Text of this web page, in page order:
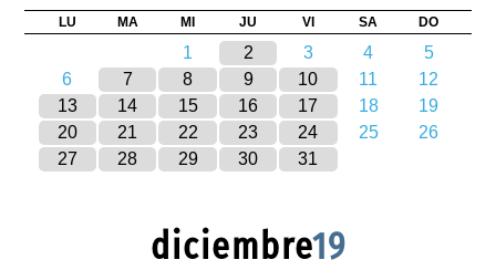
LU MA MI JU VI SA DO
1 2 3 4
5
6
7 8 9 10 11
12
13
14 15 16 17 18
19
20
21 22 23 24 25
26
27
28 29 30 31
diciembre19